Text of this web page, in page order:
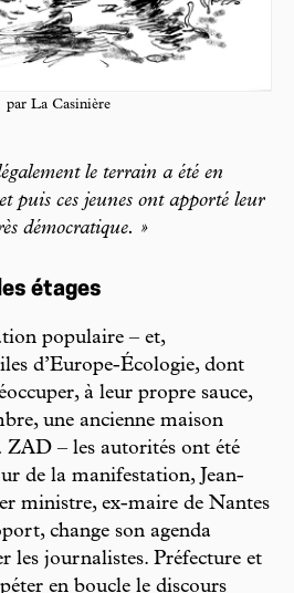
par La Casinière
le terrain a été en
puis ces jeunes ont apporté leur
démocratique. »
étages
populaire – et,
d’Europe-Écologie, dont
à leur propre sauce,
une ancienne maison
ZAD – les autorités ont été
de la manifestation, Jean-
ministre, ex-maire de Nantes
change son agenda
les journalistes. Préfecture et
en boucle le discours